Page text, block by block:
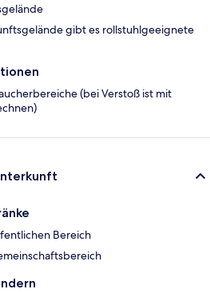
gibt es rollstuhlgeeignete
(bei Verstoß ist mit
Bereich